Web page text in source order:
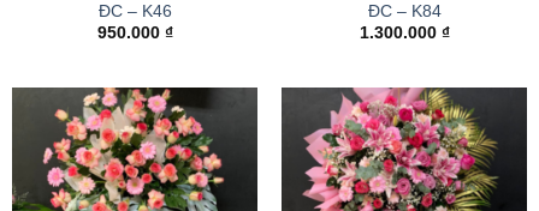
ĐC – K46
950.000 ₫
ĐC – K84
1.300.000 ₫